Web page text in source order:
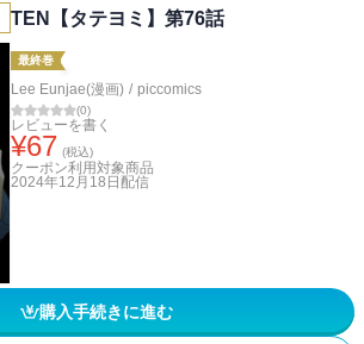
TEN【タテヨミ】第76話
最終巻
Lee Eunjae(漫画) / piccomics
(0)
レビューを書く
¥67 (税込)
クーポン利用対象商品
2024年12月18日 配信
購入手続きに進む